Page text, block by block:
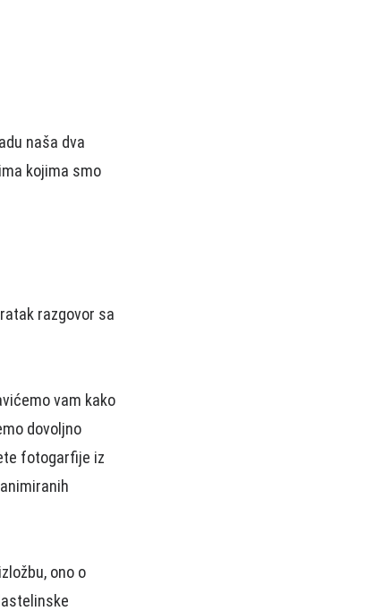
naša dva
kojima smo
razgovor sa
vam kako
dovoljno
fotogarfije iz
ono o